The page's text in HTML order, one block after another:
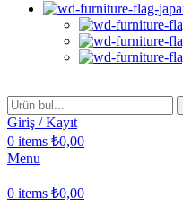
Giriş / Kayıt
0 items ₺0,00
Menu
0 items ₺0,00